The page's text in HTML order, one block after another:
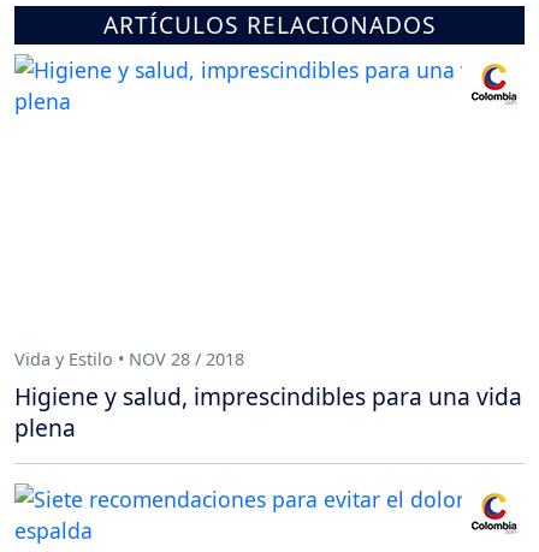
ARTÍCULOS RELACIONADOS
Vida y Estilo • NOV 28 / 2018
Higiene y salud, imprescindibles para una vida
plena